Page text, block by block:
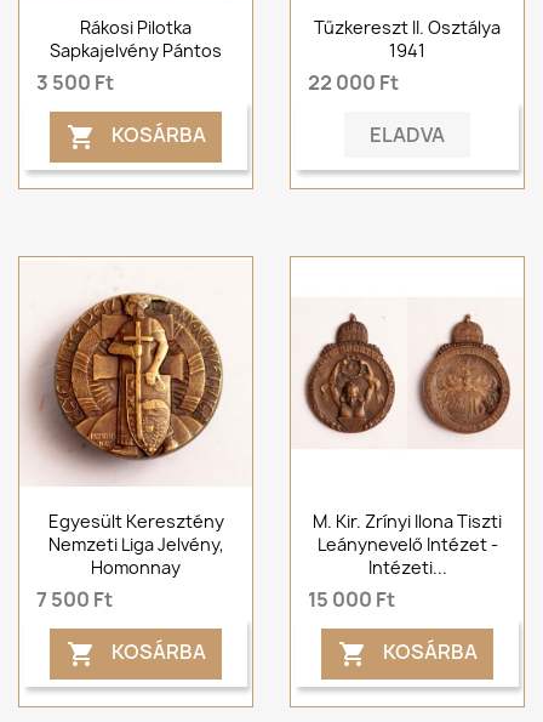
Rákosi Pilotka
Sapkajelvény Pántos
3 500 Ft
 KOSÁRBA
Tűzkereszt II. Osztálya
1941
22 000 Ft
ELADVA
Egyesült Keresztény
Nemzeti Liga Jelvény,
Homonnay
7 500 Ft
 KOSÁRBA
M. Kir. Zrínyi Ilona Tiszti
Leánynevelő Intézet -
Intézeti...
15 000 Ft
 KOSÁRBA